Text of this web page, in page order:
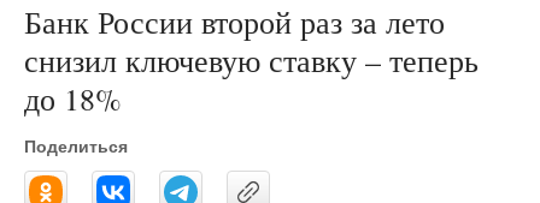
Банк России второй раз за лето
снизил ключевую ставку – теперь
до 18%
Поделиться